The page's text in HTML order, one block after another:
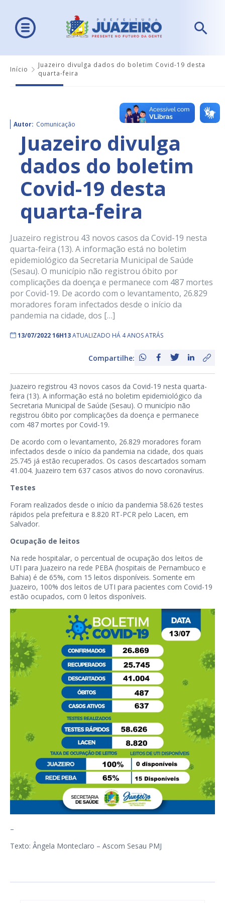
Início
Juazeiro divulga dados do boletim Covid-19 desta
quarta-feira
Autor: Comunicação
Juazeiro divulga
dados do boletim
Covid-19 desta
quarta-feira
Juazeiro registrou 43 novos casos da Covid-19 nesta
quarta-feira (13). A informação está no boletim
epidemiológico da Secretaria Municipal de Saúde
(Sesau). O município não registrou óbito por
complicações da doença e permanece com 487 mortes
por Covid-19. De acordo com o levantamento, 26.829
moradores foram infectados desde o início da
pandemia na cidade, dos […]
13/07/2022 16H13ATUALIZADO HÁ 4 ANOS ATRÁS
Compartilhe:
Juazeiro registrou 43 novos casos da Covid-19 nesta quarta-
feira (13). A informação está no boletim epidemiológico da
Secretaria Municipal de Saúde (Sesau). O município não
registrou óbito por complicações da doença e permanece
com 487 mortes por Covid-19.
De acordo com o levantamento, 26.829 moradores foram
infectados desde o início da pandemia na cidade, dos quais
25.745 já estão recuperados. Os casos descartados somam
41.004. Juazeiro tem 637 casos ativos do novo coronavírus.
Testes
Foram realizados desde o início da pandemia 58.626 testes
rápidos pela prefeitura e 8.820 RT-PCR pelo Lacen, em
Salvador.
Ocupação de leitos
Na rede hospitalar, o percentual de ocupação dos leitos de
UTI para Juazeiro na rede PEBA (hospitais de Pernambuco e
Bahia) é de 65%, com 15 leitos disponíveis. Somente em
Juazeiro, 100% dos leitos de UTI para pacientes com Covid-19
estão ocupados, com 0 leitos disponíveis.
–
Texto: Ângela Monteclaro – Ascom Sesau PMJ